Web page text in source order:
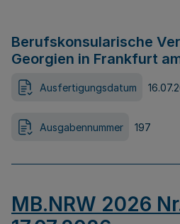
Berufskonsularische
Georgien in Frankfurt
Ausfertigungsdatum
Ausgabennummer 197
MB.NRW 2026